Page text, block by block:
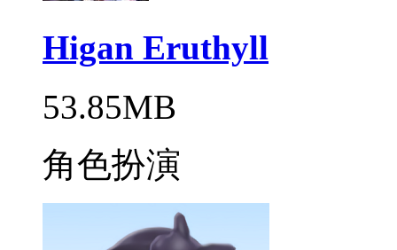
Higan Eruthyll
53.85MB
角色扮演